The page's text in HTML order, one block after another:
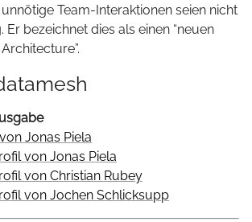
Team-Interaktionen seien nicht
bezeichnet dies als einen “neuen
Jonas Piela
von Jonas Piela
von Christian Rubey
von Jochen Schlicksupp